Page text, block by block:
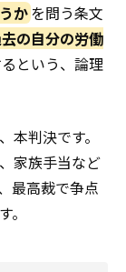
かを問う条文
の自分の労働
という、論理
本判決です。
家族手当など
最高裁で争点